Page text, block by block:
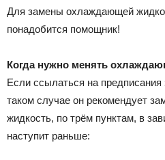
Для замены охлаждающей
понадобится помощник!
Когда нужно менять
Если ссылаться на предписания
таком случае он рекомендует
жидкость, по трём пунктам, в
наступит раньше: